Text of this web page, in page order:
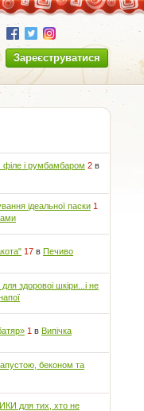
Зареєструватися
і румбамбаром 2 в
ідеальної паски 1
17 вПечиво
здоровоі шкіри...і не
1 вВипічка
беконом та
для тих, хто не